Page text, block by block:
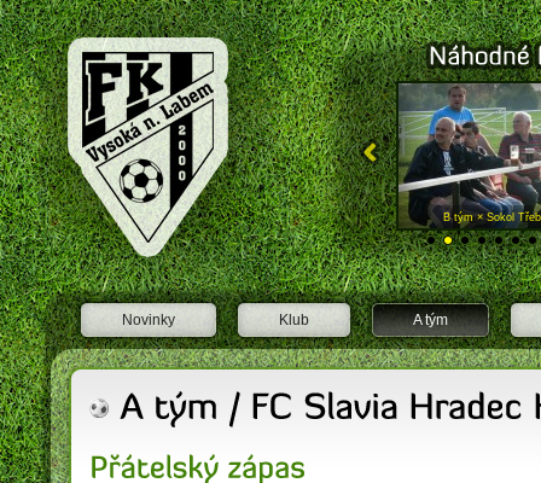
FK Vysoká nad Labem
Novinky Klub A tým
Žáci × Sokol Opatovice nad Labem B tým × Sokol